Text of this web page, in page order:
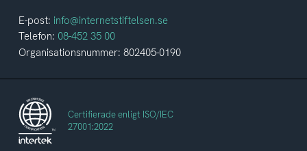
E-post: info@internetstiftelsen.se
Telefon: 08-452 35 00
Organisationsnummer: 802405-0190
Certifierade enligt ISO/IEC
27001:2022